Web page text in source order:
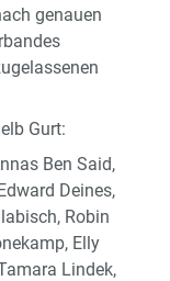
genauen
Gurt:
Ben Said,
Deines,
Robin
Elly
Lindek,